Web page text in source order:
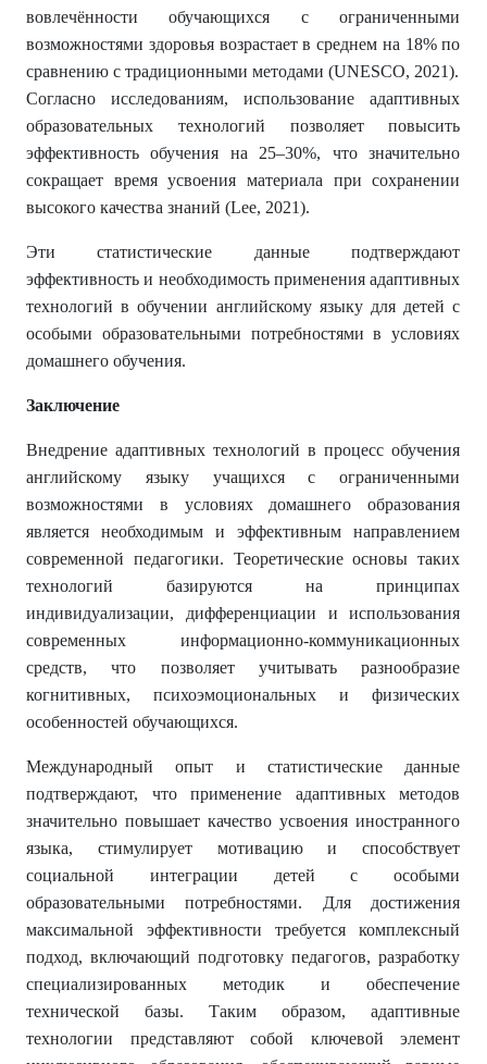
вовлечённости обучающихся с ограниченными
возможностями здоровья возрастает в среднем на 18% по
сравнению с традиционными методами (UNESCO, 2021).
Согласно исследованиям, использование адаптивных
образовательных технологий позволяет повысить
эффективность обучения на 25–30%, что значительно
сокращает время усвоения материала при сохранении
высокого качества знаний (Lee, 2021).
Эти статистические данные подтверждают
эффективность и необходимость применения адаптивных
технологий в обучении английскому языку для детей с
особыми образовательными потребностями в условиях
домашнего обучения.
Заключение
Внедрение адаптивных технологий в процесс обучения
английскому языку учащихся с ограниченными
возможностями в условиях домашнего образования
является необходимым и эффективным направлением
современной педагогики. Теоретические основы таких
технологий базируются на принципах
индивидуализации, дифференциации и использования
современных информационно-коммуникационных
средств, что позволяет учитывать разнообразие
когнитивных, психоэмоциональных и физических
особенностей обучающихся.
Международный опыт и статистические данные
подтверждают, что применение адаптивных методов
значительно повышает качество усвоения иностранного
языка, стимулирует мотивацию и способствует
социальной интеграции детей с особыми
образовательными потребностями. Для достижения
максимальной эффективности требуется комплексный
подход, включающий подготовку педагогов, разработку
специализированных методик и обеспечение
технической базы. Таким образом, адаптивные
технологии представляют собой ключевой элемент